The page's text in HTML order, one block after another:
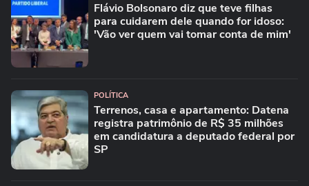
Flávio Bolsonaro diz que teve filhas
para cuidarem dele quando for idoso:
'Vão ver quem vai tomar conta de mim'
POLÍTICA
Terrenos, casa e apartamento: Datena
registra patrimônio de R$ 35 milhões
em candidatura a deputado federal por
SP